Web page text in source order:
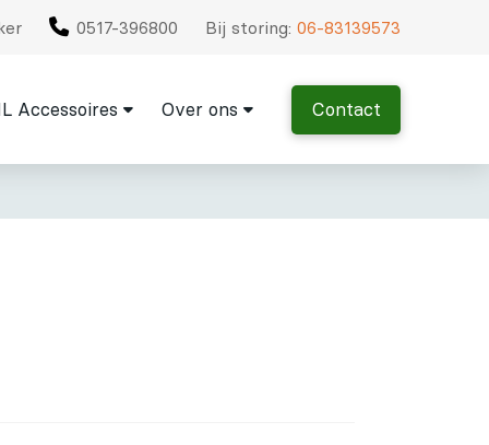
0517-396800 Bij storing:06-83139573
Accessoires Over ons Contact